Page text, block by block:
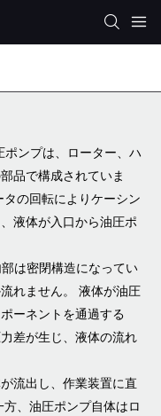
ンプは、ローター、ハ
品で構成されていま
の回転によりケーシン
液体が入口から油圧ポ
は密閉構造になってい
れません。 液体が油圧
ーネントを通過する
差が生じ、液体の流れ
流出し、作業装置に直
、油圧ポンプ自体はロ